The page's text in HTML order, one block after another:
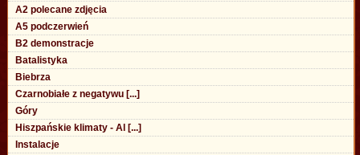
A2 polecane zdjęcia
A5 podczerwień
B2 demonstracje
Batalistyka
Biebrza
Czarnobiałe z negatywu [...]
Góry
Hiszpańskie klimaty - Al [...]
Instalacje